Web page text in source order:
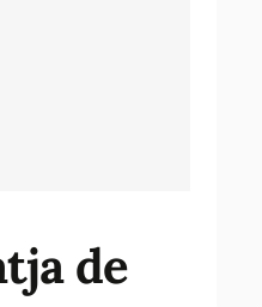
de